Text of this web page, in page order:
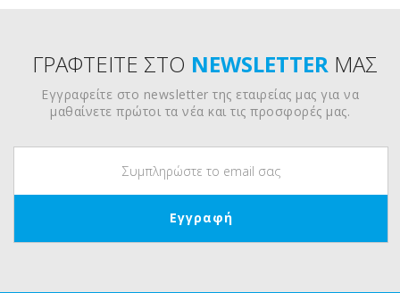
ΓΡΑΦΤΕΙΤΕ ΣΤΟ NEWSLETTERΜΑΣ
Εγγραφείτε στο newsletter της εταιρείας μας για να
μαθαίνετε πρώτοι τα νέα και τις προσφορές μας.